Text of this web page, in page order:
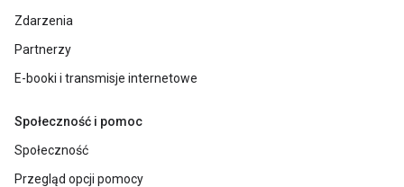
Zdarzenia
Partnerzy
E-booki i transmisje internetowe
Społeczność i pomoc
Społeczność
Przegląd opcji pomocy